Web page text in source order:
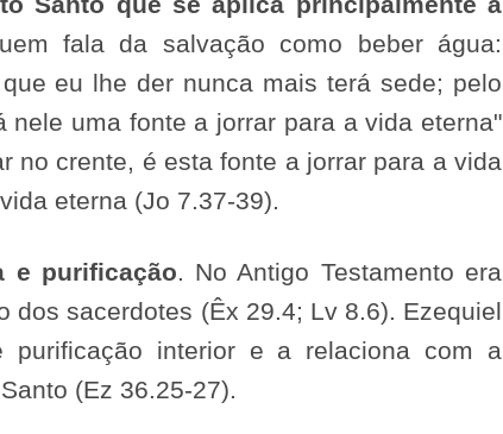
fala da salvação como beber água:
eu lhe der nunca mais terá sede; pelo
uma fonte a jorrar para a vida eterna"
no crente, é esta fonte a jorrar para a vida
eterna (Jo 7.37-39).
e purificação. No Antigo Testamento era
dos sacerdotes (Êx 29.4; Lv 8.6). Ezequiel
purificação interior e a relaciona com a
(Ez 36.25-27).